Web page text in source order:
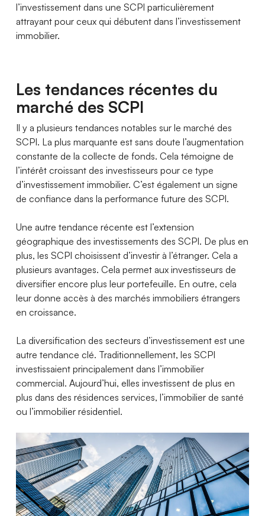
l’investissement dans une SCPI particulièrement
attrayant pour ceux qui débutent dans l’investissement
immobilier.
Les tendances récentes du
marché des SCPI
Il y a plusieurs tendances notables sur le marché des
SCPI. La plus marquante est sans doute l’augmentation
constante de la collecte de fonds. Cela témoigne de
l’intérêt croissant des investisseurs pour ce type
d’investissement immobilier. C’est également un signe
de confiance dans la performance future des SCPI.
Une autre tendance récente est l’extension
géographique des investissements des SCPI. De plus en
plus, les SCPI choisissent d’investir à l’étranger. Cela a
plusieurs avantages. Cela permet aux investisseurs de
diversifier encore plus leur portefeuille. En outre, cela
leur donne accès à des marchés immobiliers étrangers
en croissance.
La diversification des secteurs d’investissement est une
autre tendance clé. Traditionnellement, les SCPI
investissaient principalement dans l’immobilier
commercial. Aujourd’hui, elles investissent de plus en
plus dans des résidences services, l’immobilier de santé
ou l’immobilier résidentiel.